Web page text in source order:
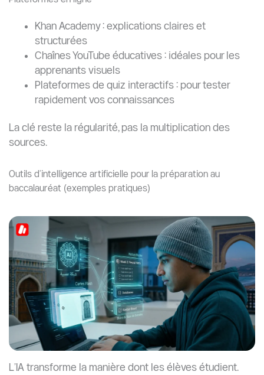
Khan Academy : explications claires et
structurées
Chaînes YouTube éducatives : idéales pour les
apprenants visuels
Plateformes de quiz interactifs : pour tester
rapidement vos connaissances
La clé reste la régularité, pas la multiplication des
sources.
Outils d’intelligence artificielle pour la préparation au
baccalauréat (exemples pratiques)
L’IA transforme la manière dont les élèves étudient.